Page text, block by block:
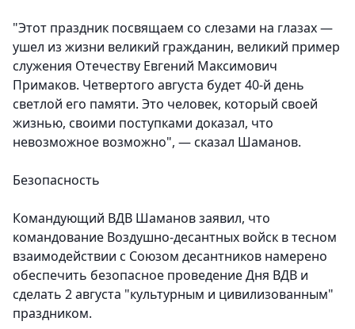
"Этот праздник посвящаем со слезами на глазах —
ушел из жизни великий гражданин, великий пример
служения Отечеству Евгений Максимович
Примаков. Четвертого августа будет 40-й день
светлой его памяти. Это человек, который своей
жизнью, своими поступками доказал, что
невозможное возможно", — сказал Шаманов.
Безопасность
Командующий ВДВ Шаманов заявил, что
командование Воздушно-десантных войск в тесном
взаимодействии с Союзом десантников намерено
обеспечить безопасное проведение Дня ВДВ и
сделать 2 августа "культурным и цивилизованным"
праздником.